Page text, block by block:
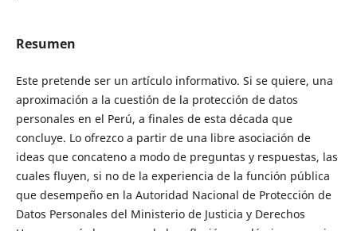
Resumen
Este pretende ser un artículo informativo. Si se quiere, una
aproximación a la cuestión de la protección de datos
personales en el Perú, a finales de esta década que
concluye. Lo ofrezco a partir de una libre asociación de
ideas que concateno a modo de preguntas y respuestas, las
cuales fluyen, si no de la experiencia de la función pública
que desempeño en la Autoridad Nacional de Protección de
Datos Personales del Ministerio de Justicia y Derechos